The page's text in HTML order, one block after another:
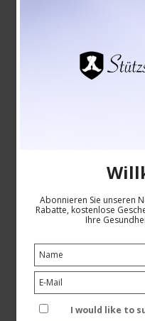
Medizinische
Marineblau mit
SupCare
Abonnieren Sie unseren
Rabatte, kostenlose
Ihre
I would like to